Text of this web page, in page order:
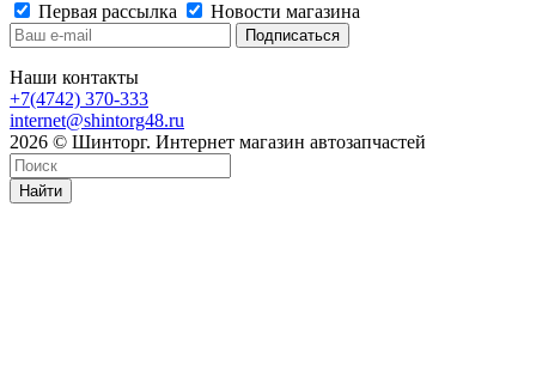
Первая рассылка
Новости магазина
Наши контакты
+7(4742) 370-333
internet@shintorg48.ru
2026 © Шинторг. Интернет магазин автозапчастей
Найти